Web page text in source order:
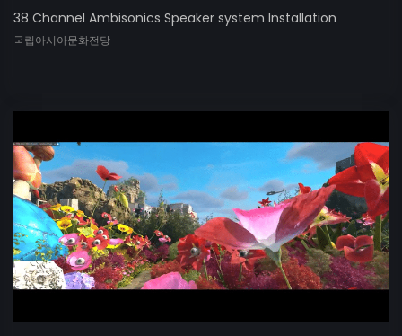
38 Channel Ambisonics Speaker system Installation
국립아시아문화전당